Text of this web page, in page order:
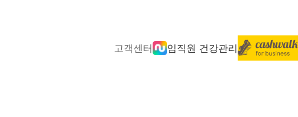
고객센터 임직원 건강관리